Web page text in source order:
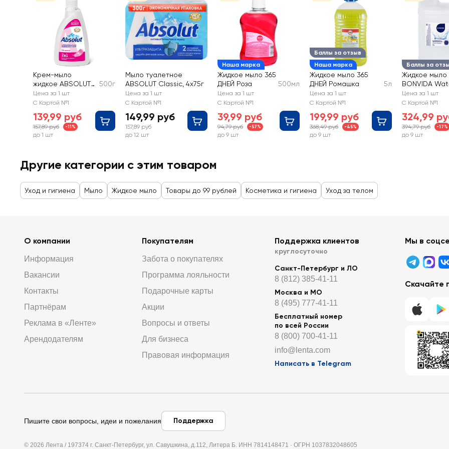
Крем-мыло
жидкое ABSOLUT
Нежное 2в1
антибактериальн
500г
Цена за 1 шт
С Картой №1
139,99 руб
157,89 руб -11%
до 1 шт
Мыло туалетное
ABSOLUT Classic, 4x75г
Цена за 1 шт
С Картой №1
149,99 руб
157,89 руб
до 12 шт
Наша марка
Жидкое мыло 365
ДНЕЙ Роза
500мл
Цена за 1 шт
С Картой №1
39,99 руб
94,79 руб -57%
до 9 шт
Баллы за отзыв
Наша марка
Жидкое мыло 365
ДНЕЙ Ромашка
5л
Цена за 1 шт
С Картой №1
199,99 руб
368,49 руб -45%
до 9 шт
Баллы за
Жидкое мыло
BONVIDA
Цена за 1 шт
С Картой №1
324,99
394,79 руб -17%
до 9 шт
Другие категории с этим товаром
Уход и гигиена Мыло Жидкое мыло Товары до 99 рублей Косметика и гигиена Уход за телом
О компании
Информация
Вакансии
Контакты
Партнёрам
Реклама в «Ленте»
Арендодателям
Покупателям
Забота о покупателях
Программа лояльности
Подарочные карты
Акции
Вопросы и ответы
Для бизнеса
Правовая информация
Поддержка клиентов
круглосуточно
Санкт-Петербург и ЛО
8 (812) 385-41-11
Москва и МО
8 (495) 777-41-11
Бесплатный номер
по всей России
8 (800) 700-41-11
info@lenta.com
Написать в Telegram
Мы в
Скачайте
Пишите свои вопросы, идеи и пожелания Поддержка
© 2026 Лента / 197374 г. Санкт-Петербург, ул. Савушкина, д.112, Литера Б. ИНН 7814148471 · ОГРН 1037832048605